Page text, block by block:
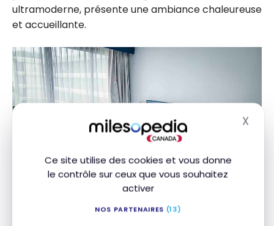
Ce site utilise des cookies et vous donne
le contrôle sur ceux que vous souhaitez
activer
NOS PARTENAIRES (13)
X
ultramoderne, présente une ambiance chaleureuse
et accueillante.